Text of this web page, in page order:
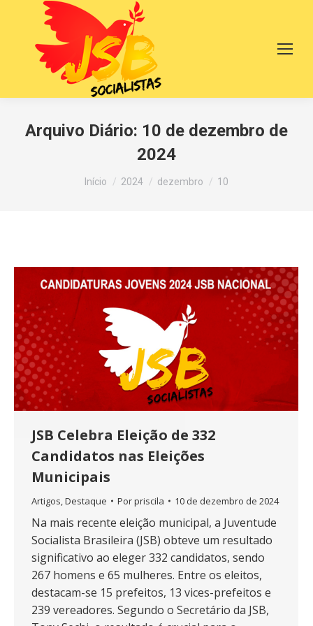
Arquivo Diário: 10 de dezembro de
2024
Você está aqui:
Início 2024 dezembro 10
JSB Celebra Eleição de 332
Candidatos nas Eleições
Municipais
Artigos,Destaque Porpriscila 10 de dezembro de 2024
Na mais recente eleição municipal, a Juventude
Socialista Brasileira (JSB) obteve um resultado
significativo ao eleger 332 candidatos, sendo
267 homens e 65 mulheres. Entre os eleitos,
destacam-se 15 prefeitos, 13 vices-prefeitos e
239 vereadores. Segundo o Secretário da JSB,